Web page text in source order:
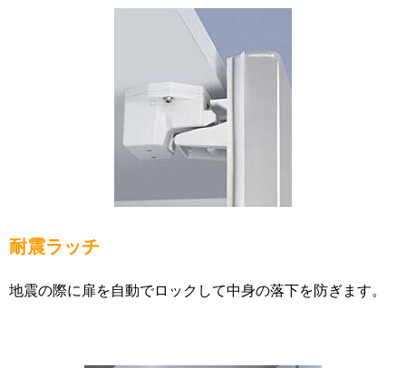
耐震ラッチ
地震の際に扉を自動でロックして中身の落下を防ぎます。